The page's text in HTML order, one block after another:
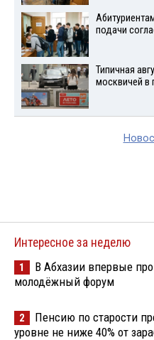
подачи
Типичная
москвичей в
Интересное за неделю
1
В Абхазии впервые
молодёжный форум
2
Пенсию по старости
уровне не ниже 40% от